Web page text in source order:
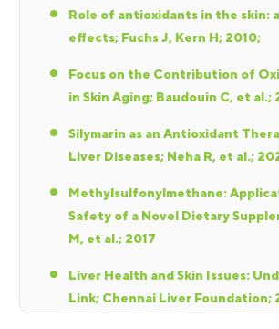
Role of antioxidants in the skin:
effects; Fuchs J, Kern H; 2010;
Focus on the Contribution of
in Skin Aging; Baudouin C, et al.;
Silymarin as an Antioxidant
Liver Diseases; Neha R, et al.;
Methylsulfonylmethane:
Safety of a Novel Dietary
M, et al.; 2017
Liver Health and Skin Issues:
Link; Chennai Liver Foundation;